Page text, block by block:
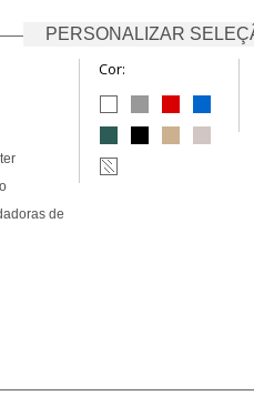
PERSONALIZAR
de
Cor: